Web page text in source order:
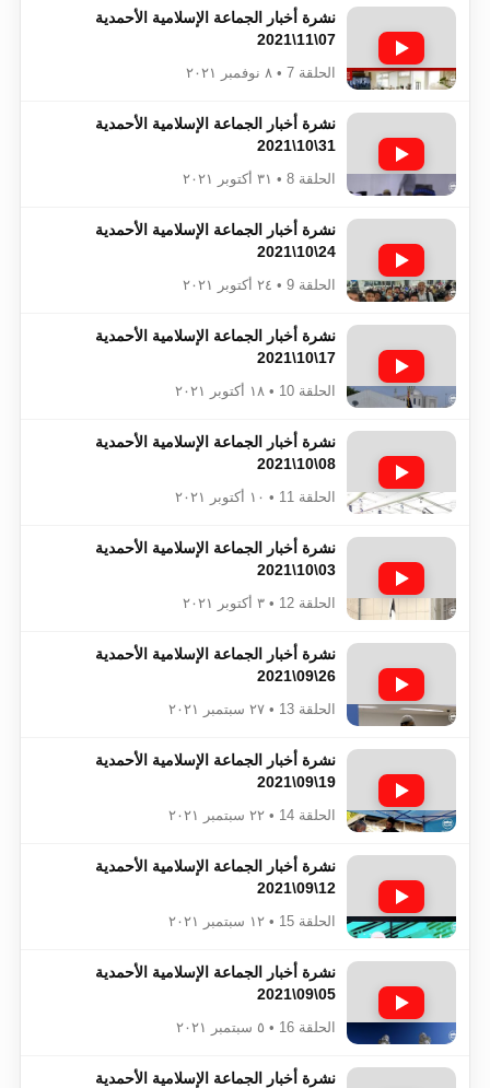
نشرة أخبار الجماعة الإسلامية الأحمدية
07\11\2021
الحلقة 7 • ٨ نوفمبر ٢٠٢١
نشرة أخبار الجماعة الإسلامية الأحمدية
31\10\2021
الحلقة 8 • ٣١ أكتوبر ٢٠٢١
نشرة أخبار الجماعة الإسلامية الأحمدية
24\10\2021
الحلقة 9 • ٢٤ أكتوبر ٢٠٢١
نشرة أخبار الجماعة الإسلامية الأحمدية
17\10\2021
الحلقة 10 • ١٨ أكتوبر ٢٠٢١
نشرة أخبار الجماعة الإسلامية الأحمدية
08\10\2021
الحلقة 11 • ١٠ أكتوبر ٢٠٢١
نشرة أخبار الجماعة الإسلامية الأحمدية
03\10\2021
الحلقة 12 • ٣ أكتوبر ٢٠٢١
نشرة أخبار الجماعة الإسلامية الأحمدية
26\09\2021
الحلقة 13 • ٢٧ سبتمبر ٢٠٢١
نشرة أخبار الجماعة الإسلامية الأحمدية
19\09\2021
الحلقة 14 • ٢٢ سبتمبر ٢٠٢١
نشرة أخبار الجماعة الإسلامية الأحمدية
12\09\2021
الحلقة 15 • ١٢ سبتمبر ٢٠٢١
نشرة أخبار الجماعة الإسلامية الأحمدية
05\09\2021
الحلقة 16 • ٥ سبتمبر ٢٠٢١
نشرة أخبار الجماعة الإسلامية الأحمدية